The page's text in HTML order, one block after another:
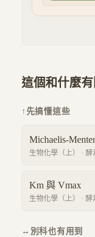
這個和什麼
↑ 先搞懂這些
Michaelis-
生物化學（上） · 酵
Km 與 Vmax
生物化學（上） · 酵
↔ 別科也有用到